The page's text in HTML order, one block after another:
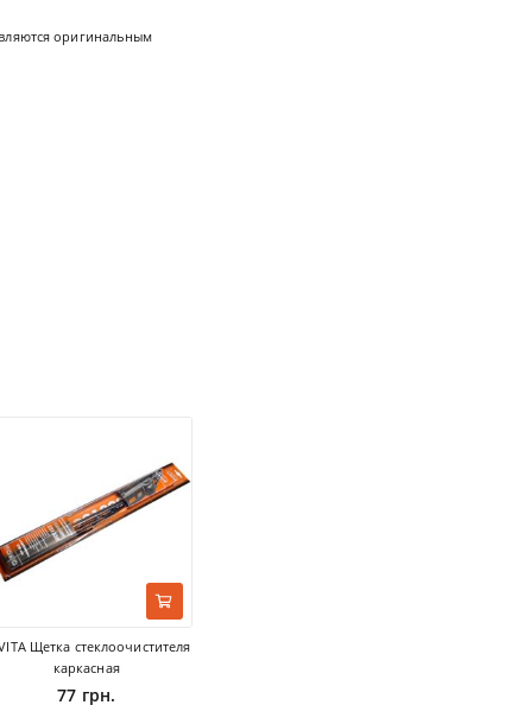
оригинальным
Щетка стеклоочистителя
каркасная
77 грн.